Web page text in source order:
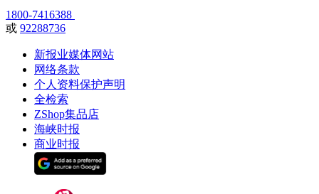
1800-7416388
或 92288736
新报业媒体网站
网络条款
个人资料保护声明
全检索
ZShop集品店
海峡时报
商业时报